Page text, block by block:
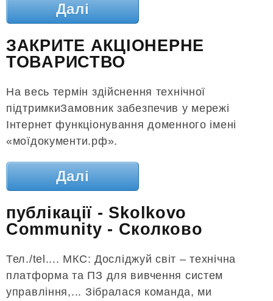
Далі
ЗАКРИТЕ АКЦІОНЕРНЕ
ТОВАРИСТВО
На весь термін здійснення технічної
підтримкиЗамовник забезпечив у мережі
Інтернет функціонування доменного імені
«моїдокументи.рф».
Далі
публікації - Skolkovo
Community - Сколково
Тел./tel.... МКС: Досліджуй світ – технічна
платформа та ПЗ для вивчення систем
управління,... Зібралася команда, ми